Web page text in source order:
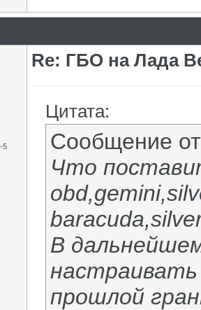
5
Re: ГБО на Лада
Цитата:
Сообщение
Что
В
прошлой